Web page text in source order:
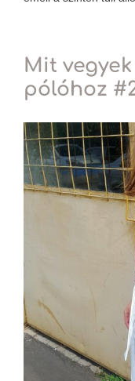
Mit
pólóhoz